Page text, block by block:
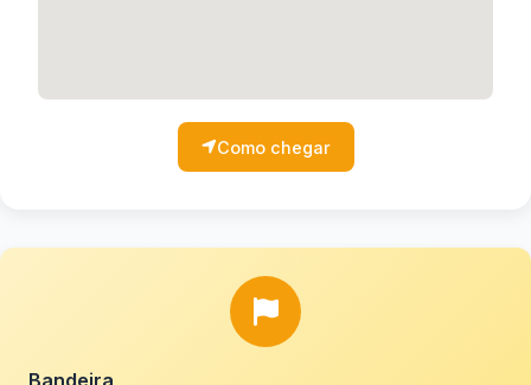
Como chegar